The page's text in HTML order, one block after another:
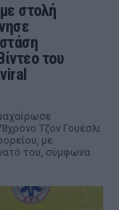
στολή
του
Τζον Γουέσλι
με
του, σύμφωνα